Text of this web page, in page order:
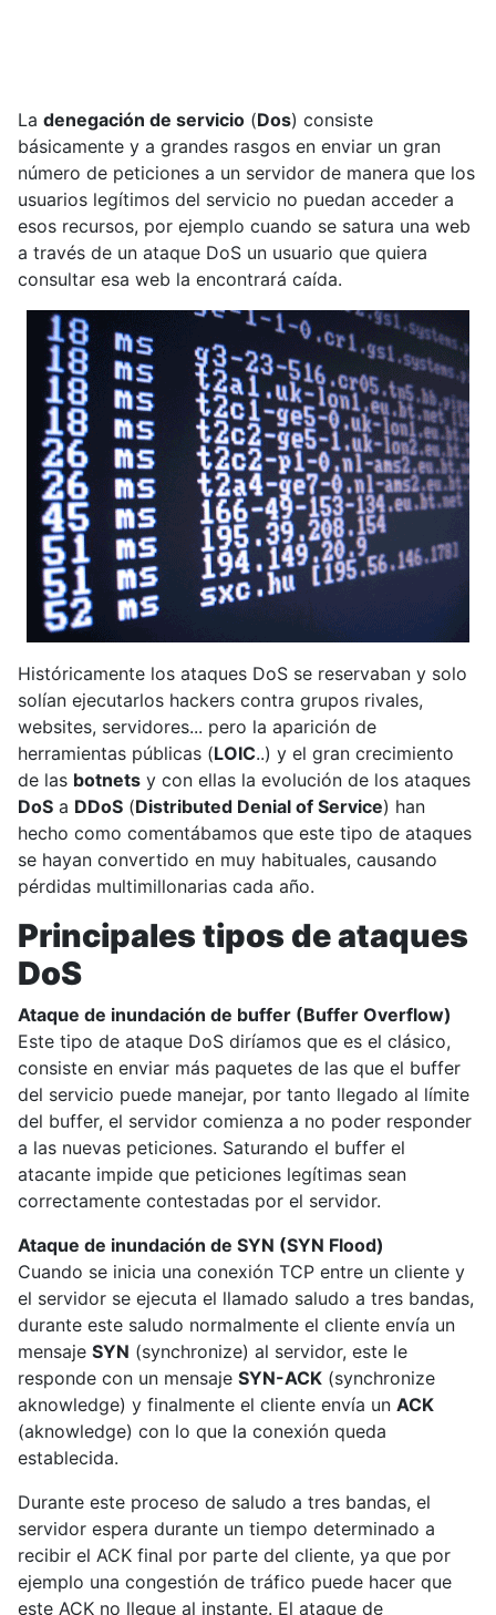
La denegación de servicio (Dos) consiste
básicamente y a grandes rasgos en enviar un gran
número de peticiones a un servidor de manera que los
usuarios legítimos del servicio no puedan acceder a
esos recursos, por ejemplo cuando se satura una web
a través de un ataque DoS un usuario que quiera
consultar esa web la encontrará caída.
Históricamente los ataques DoS se reservaban y solo
solían ejecutarlos hackers contra grupos rivales,
websites, servidores... pero la aparición de
herramientas públicas (LOIC..) y el gran crecimiento
de las botnets y con ellas la evolución de los ataques
DoS a DDoS (Distributed Denial of Service) han
hecho como comentábamos que este tipo de ataques
se hayan convertido en muy habituales, causando
pérdidas multimillonarias cada año.
Principales tipos de ataques
DoS
Ataque de inundación de buffer (Buffer Overflow)
Este tipo de ataque DoS diríamos que es el clásico,
consiste en enviar más paquetes de las que el buffer
del servicio puede manejar, por tanto llegado al límite
del buffer, el servidor comienza a no poder responder
a las nuevas peticiones. Saturando el buffer el
atacante impide que peticiones legítimas sean
correctamente contestadas por el servidor.
Ataque de inundación de SYN (SYN Flood)
Cuando se inicia una conexión TCP entre un cliente y
el servidor se ejecuta el llamado saludo a tres bandas,
durante este saludo normalmente el cliente envía un
mensaje SYN (synchronize) al servidor, este le
responde con un mensaje SYN-ACK (synchronize
aknowledge) y finalmente el cliente envía un ACK
(aknowledge) con lo que la conexión queda
establecida.
Durante este proceso de saludo a tres bandas, el
servidor espera durante un tiempo determinado a
recibir el ACK final por parte del cliente, ya que por
ejemplo una congestión de tráfico puede hacer que
este ACK no llegue al instante. El ataque de